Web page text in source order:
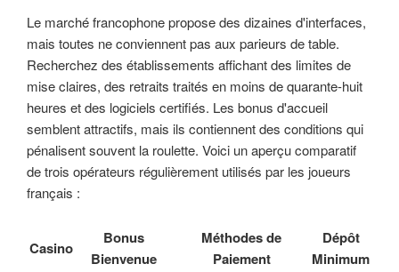
Le marché francophone propose des dizaines d'interfaces,
mais toutes ne conviennent pas aux parieurs de table.
Recherchez des établissements affichant des limites de
mise claires, des retraits traités en moins de quarante-huit
heures et des logiciels certifiés. Les bonus d'accueil
semblent attractifs, mais ils contiennent des conditions qui
pénalisent souvent la roulette. Voici un aperçu comparatif
de trois opérateurs régulièrement utilisés par les joueurs
français :
Casino
Bonus
Bienvenue
Méthodes de
Paiement
Dépôt
Minimum